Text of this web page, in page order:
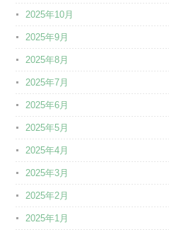
2025年10月
2025年9月
2025年8月
2025年7月
2025年6月
2025年5月
2025年4月
2025年3月
2025年2月
2025年1月